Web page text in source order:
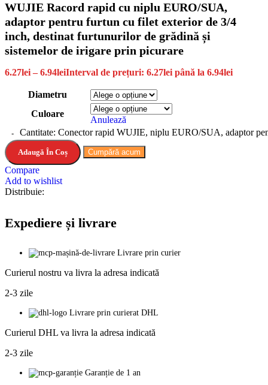
WUJIE Racord rapid cu niplu EURO/SUA,
adaptor pentru furtun cu filet exterior de 3/4
inch, destinat furtunurilor de grădină și
sistemelor de irigare prin picurare
6.27lei – 6.94leiInterval de prețuri: 6.27lei până la 6.94lei
Diametru
Culoare
Anulează
Cantitate: Conector rapid WUJIE, niplu EURO/SUA, adaptor
Adaugă În Coș Cumpără acum
Compare
Add to wishlist
Distribuie:
Expediere și livrare
Livrare prin curier
Curierul nostru va livra la adresa indicată
2-3 zile
Livrare prin curierat DHL
Curierul DHL va livra la adresa indicată
2-3 zile
Garanție de 1 an